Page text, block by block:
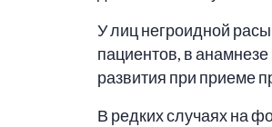
У лиц негроидной
пациентов, в
развития при приеме
В редких случаях на